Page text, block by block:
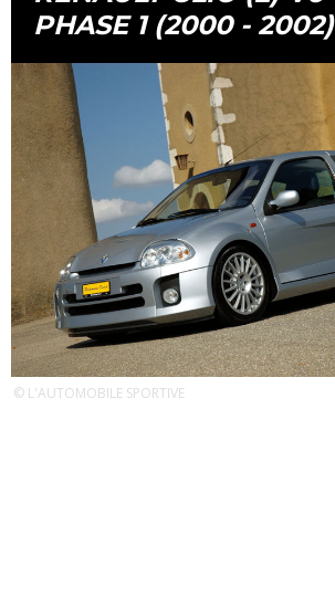
PHASE 1 (2000 - 2002)
© L'AUTOMOBILE SPORTIVE